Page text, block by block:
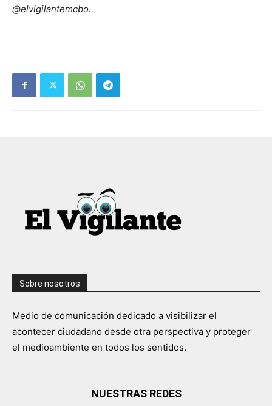
@elvigilantemcbo.
Sobre nosotros
Medio de comunicación dedicado a visibilizar el
acontecer ciudadano desde otra perspectiva y proteger
el medioambiente en todos los sentidos.
NUESTRAS REDES